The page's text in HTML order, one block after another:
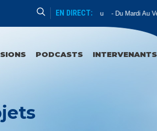
EN DIRECT:
Catéchèse Du Père Mathieu Du Mardi Au
PODCASTS INTERVENANTS